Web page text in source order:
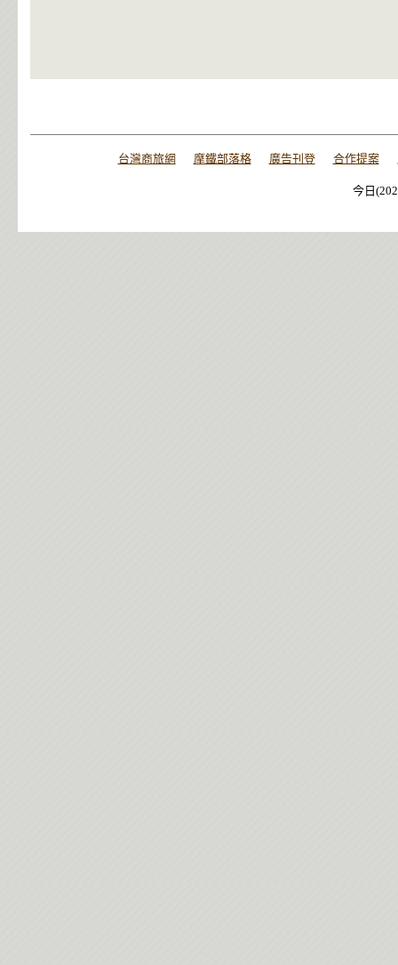
台灣商旅網 摩鐵部落格 廣告刊登 合作提案
今日